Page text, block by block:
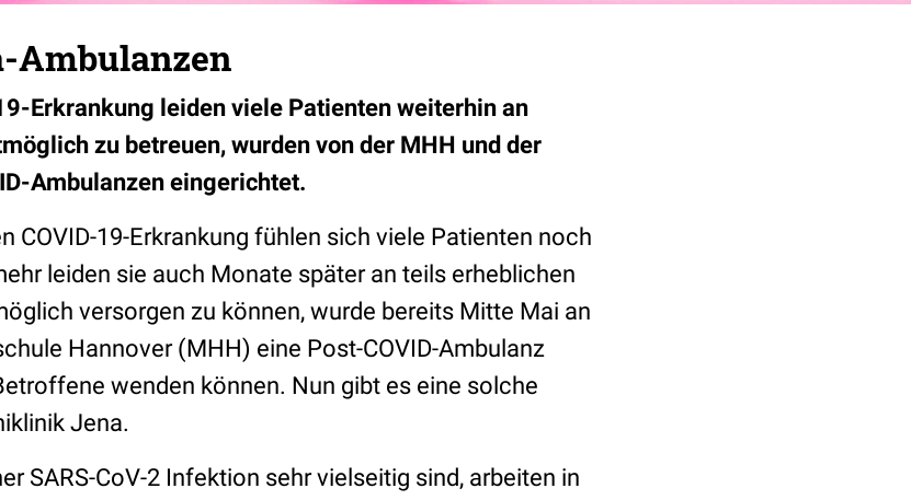
Ambulanzen
Erkrankung leiden viele Patienten weiterhin an
zu betreuen, wurden von der MHH und der
Ambulanzen eingerichtet.
COVID-19-Erkrankung fühlen sich viele Patienten noch
leiden sie auch Monate später an teils erheblichen
versorgen zu können, wurde bereits Mitte Mai an
Hannover (MHH) eine Post-COVID-Ambulanz
wenden können. Nun gibt es eine solche
Jena.
SARS-CoV-2 Infektion sehr vielseitig sind, arbeiten in